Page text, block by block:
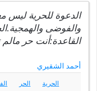
الدعوة للحرية ليس
والفوضى
القاعدة:أنت حر
أحمد الشقيري
الحرية الحر